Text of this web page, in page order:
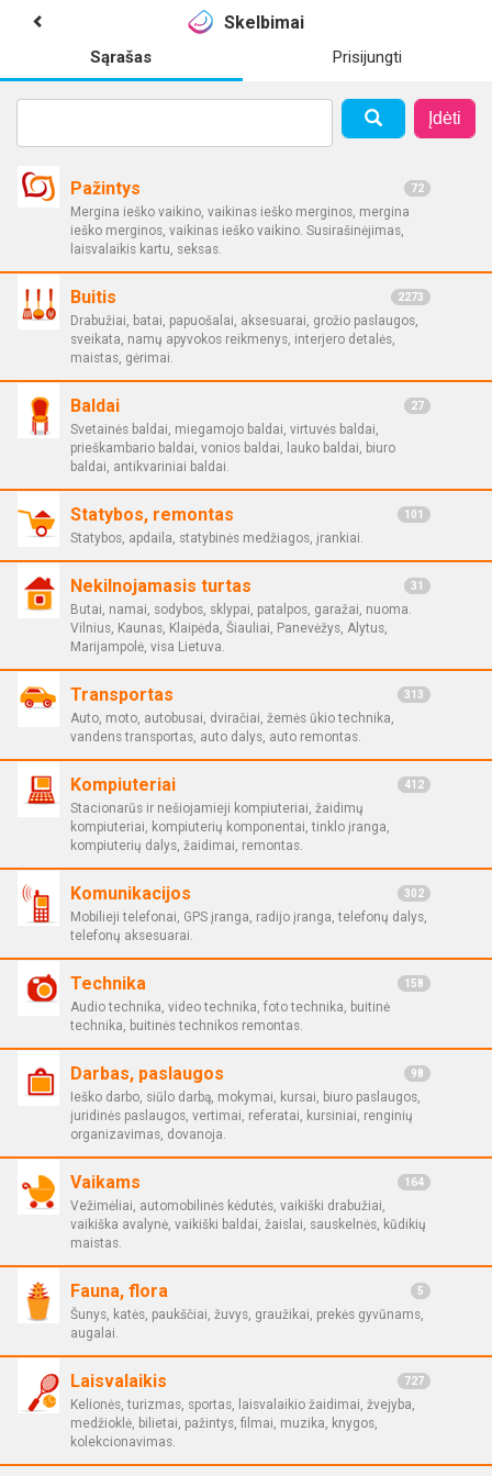
Skelbimai
Sąrašas Prisijungti
Įdėti
Pažintys 72
Mergina ieško vaikino, vaikinas ieško merginos, mergina
ieško merginos, vaikinas ieško vaikino. Susirašinėjimas,
laisvalaikis kartu, seksas.
Buitis 2273
Drabužiai, batai, papuošalai, aksesuarai, grožio paslaugos,
sveikata, namų apyvokos reikmenys, interjero detalės,
maistas, gėrimai.
Baldai 27
Svetainės baldai, miegamojo baldai, virtuvės baldai,
prieškambario baldai, vonios baldai, lauko baldai, biuro
baldai, antikvariniai baldai.
Statybos, remontas 101
Statybos, apdaila, statybinės medžiagos, įrankiai.
Nekilnojamasis turtas 31
Butai, namai, sodybos, sklypai, patalpos, garažai, nuoma.
Vilnius, Kaunas, Klaipėda, Šiauliai, Panevėžys, Alytus,
Marijampolė, visa Lietuva.
Transportas 313
Auto, moto, autobusai, dviračiai, žemės ūkio technika,
vandens transportas, auto dalys, auto remontas.
Kompiuteriai 412
Stacionarūs ir nešiojamieji kompiuteriai, žaidimų
kompiuteriai, kompiuterių komponentai, tinklo įranga,
kompiuterių dalys, žaidimai, remontas.
Komunikacijos 302
Mobilieji telefonai, GPS įranga, radijo įranga, telefonų dalys,
telefonų aksesuarai.
Technika 158
Audio technika, video technika, foto technika, buitinė
technika, buitinės technikos remontas.
Darbas, paslaugos 98
Ieško darbo, siūlo darbą, mokymai, kursai, biuro paslaugos,
juridinės paslaugos, vertimai, referatai, kursiniai, renginių
organizavimas, dovanoja.
Vaikams 164
Vežimėliai, automobilinės kėdutės, vaikiški drabužiai,
vaikiška avalynė, vaikiški baldai, žaislai, sauskelnės, kūdikių
maistas.
Fauna, flora 5
Šunys, katės, paukščiai, žuvys, graužikai, prekės gyvūnams,
augalai.
Laisvalaikis 727
Kelionės, turizmas, sportas, laisvalaikio žaidimai, žvejyba,
medžioklė, bilietai, pažintys, filmai, muzika, knygos,
kolekcionavimas.